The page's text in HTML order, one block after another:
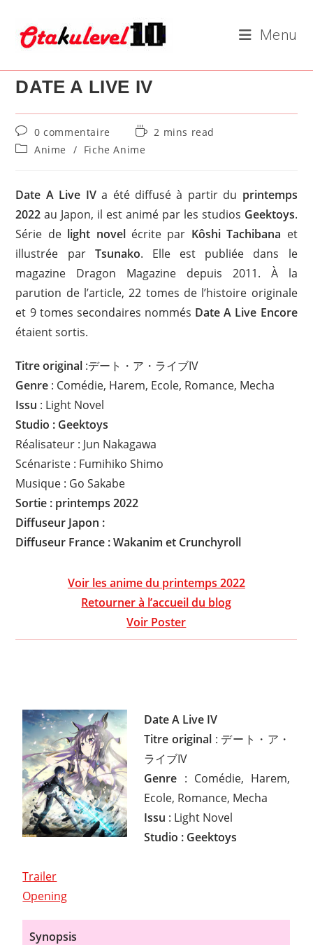
content
Menu
DATE A LIVE IV
Commentaires
de
la
0 commentaire
Temps
lecture :
2 mins read
PostAnime / Fiche Anime
Date A Live IVa été diffusé à partir du printemps
2022 au Japon, il est animé par les studios Geektoys.
Série de light novelécrite par Kôshi Tachibana et
illustrée par Tsunako. Elle est publiée dans le
magazine Dragon Magazine depuis 2011. À la
parution de l’article, 22 tomes de l’histoire originale
et 9 tomes secondaires nommés Date A Live Encore
étaient sortis.
Titre original :デート・ア・ライブIV
Genre : Comédie, Harem, Ecole, Romance, Mecha
Issu : Light Novel
Studio : Geektoys
Réalisateur : Jun Nakagawa
Scénariste : Fumihiko Shimo
Musique : Go Sakabe
Sortie : printemps 2022
Diffuseur Japon :
Diffuseur France : Wakanim et Crunchyroll
Voir les anime du printemps 2022
Retourner à l’accueil du blog
Voir Poster
Date A Live IV
Titre original : デート・ア・
ライブIV
Genre : Comédie, Harem,
Ecole, Romance, Mecha
Issu : Light Novel
Studio : Geektoys
Trailer
Opening
Synopsis